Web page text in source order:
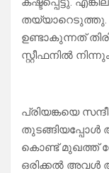
തയ്യാറെടുത്തു.
ഉണ്ടാകുന്നത്
സ്റ്റീഫനിൽ
പ്രിയങ്കയെ
തുടങ്ങിയപ്പോൾ
കൊണ്ട് മുഖത്ത്
ഒരിക്കൽ അവൾ